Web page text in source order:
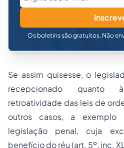
Os boletins são gratuitos. Não
Se assim quisesse, o
recepcionado quanto
retroatividade das leis de
outros casos, a exemplo
legislação penal, cuja
benefício do réu (art. 5º, inc.